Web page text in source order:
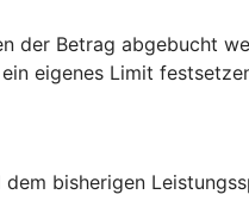
der Betrag abgebucht
eigenes Limit
bisherigen